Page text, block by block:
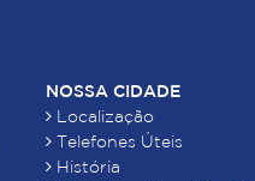
NOSSA CIDADE
Localização
Telefones Úteis
História